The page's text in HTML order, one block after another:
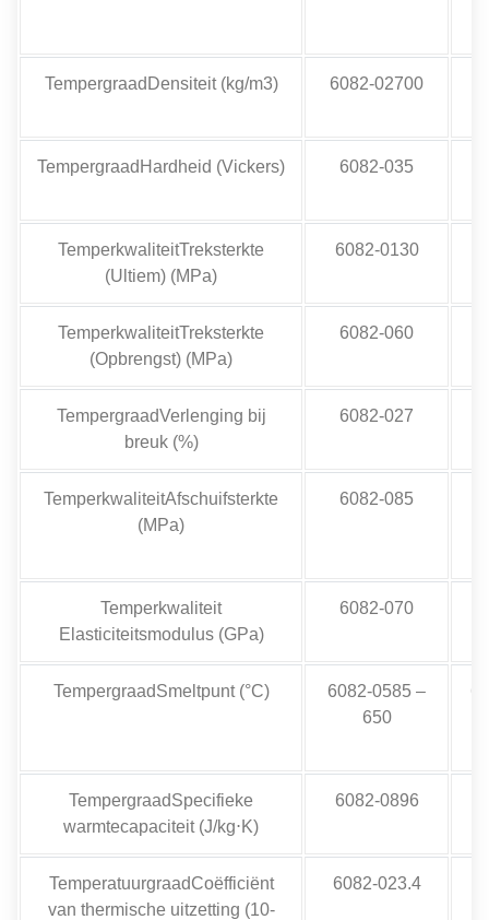
TempergraadDensiteit (kg/m3) 6082-02700
TempergraadHardheid (Vickers) 6082-035
TemperkwaliteitTreksterkte
(Ultiem) (MPa)
6082-0130
TemperkwaliteitTreksterkte
(Opbrengst) (MPa)
6082-060
TempergraadVerlenging bij
breuk (%)
6082-027
TemperkwaliteitAfschuifsterkte
(MPa)
6082-085
Temperkwaliteit
Elasticiteitsmodulus (GPa)
6082-070
TempergraadSmeltpunt (°C)
6082-0585 –
650
TempergraadSpecifieke
warmtecapaciteit (J/kg⋅K)
6082-0896
TemperatuurgraadCoëfficiënt
van thermische uitzetting (10-
6082-023.4